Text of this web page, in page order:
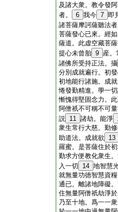
及諸大衆。教令發
者。
6 我今 7 即
諸菩薩摩訶薩聽法
菩薩發心已來。經
薩道。此虚空藏菩
提心未曾胎 9 産。
諸佛所受持正法。攝
分別成就遍行。初
初地能行諸施。成
惓發勤精進。學一
慚愧得堅固念力。
阿僧祇不可稱不可
説 11 諸劫。能淨
衆生常行大慈。勤
助道法。成就欲
13
羅蜜。是菩薩住於
勤求方便教化衆生
入一切
14 地智慧
就無量功徳智慧資
通已。離諸地障礙
住無量阿僧祇劫淨
乃至十地。爲一一